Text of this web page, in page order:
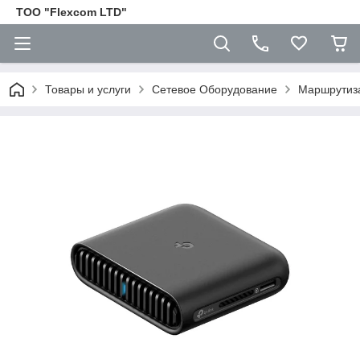
ТОО "Flexcom LTD"
Товары и услуги Сетевое Оборудование